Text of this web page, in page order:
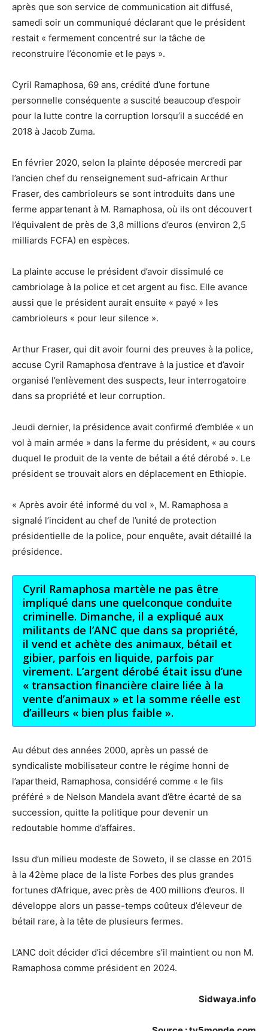
après que son service de communication ait diffusé,
samedi soir un communiqué déclarant que le président
restait « fermement concentré sur la tâche de
reconstruire l’économie et le pays ».
Cyril Ramaphosa, 69 ans, crédité d’une fortune
personnelle conséquente a suscité beaucoup d’espoir
pour la lutte contre la corruption lorsqu’il a succédé en
2018 à Jacob Zuma.
En février 2020, selon la plainte déposée mercredi par
l’ancien chef du renseignement sud-africain Arthur
Fraser, des cambrioleurs se sont introduits dans une
ferme appartenant à M. Ramaphosa, où ils ont découvert
l’équivalent de près de 3,8 millions d’euros (environ 2,5
milliards FCFA) en espèces.
La plainte accuse le président d’avoir dissimulé ce
cambriolage à la police et cet argent au fisc. Elle avance
aussi que le président aurait ensuite « payé » les
cambrioleurs « pour leur silence ».
Arthur Fraser, qui dit avoir fourni des preuves à la police,
accuse Cyril Ramaphosa d’entrave à la justice et d’avoir
organisé l’enlèvement des suspects, leur interrogatoire
dans sa propriété et leur corruption.
Jeudi dernier, la présidence avait confirmé d’emblée « un
vol à main armée » dans la ferme du président, « au cours
duquel le produit de la vente de bétail a été dérobé ». Le
président se trouvait alors en déplacement en Ethiopie.
« Après avoir été informé du vol », M. Ramaphosa a
signalé l’incident au chef de l’unité de protection
présidentielle de la police, pour enquête, avait détaillé la
présidence.
Cyril Ramaphosa martèle ne pas être
impliqué dans une quelconque conduite
criminelle. Dimanche, il a expliqué aux
militants de l’ANC que dans sa propriété,
il vend et achète des animaux, bétail et
gibier, parfois en liquide, parfois par
virement. L’argent dérobé était issu d’une
« transaction financière claire liée à la
vente d’animaux » et la somme réelle est
d’ailleurs « bien plus faible ».
Au début des années 2000, après un passé de
syndicaliste mobilisateur contre le régime honni de
l’apartheid, Ramaphosa, considéré comme « le fils
préféré » de Nelson Mandela avant d’être écarté de sa
succession, quitte la politique pour devenir un
redoutable homme d’affaires.
Issu d’un milieu modeste de Soweto, il se classe en 2015
à la 42ème place de la liste Forbes des plus grandes
fortunes d’Afrique, avec près de 400 millions d’euros. Il
développe alors un passe-temps coûteux d’éleveur de
bétail rare, à la tête de plusieurs fermes.
L’ANC doit décider d’ici décembre s’il maintient ou non M.
Ramaphosa comme président en 2024.
Sidwaya.info